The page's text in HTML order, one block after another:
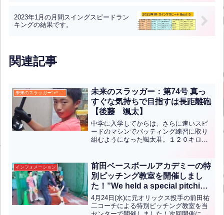
2023年1月の月間スイングスピードラン
キングの結果です。
関連記事
未来のスラッガー：第74号 真っ
すぐな気持ちで目指すは長距離砲
【後藤 颯太】
中学に入学してからは、さらに速いスピ
ードのマシンでバッティング練習に取り
組むようになった颯太君。１２０キロの
お手本となるべく、たくさん努力して、
上達してきた少年を紹介し...全文はクリ
ック
インフォメーション
前田ベースボールアカデミーの特
別ピッチング教室を開催しまし
た！”We held a special pitching
school at Maeda Baseball
Academy!”(英中翻訳)
4月24日(水)に元オリックス投手の前田祐
二コーチによる特別ピッチング教室を当